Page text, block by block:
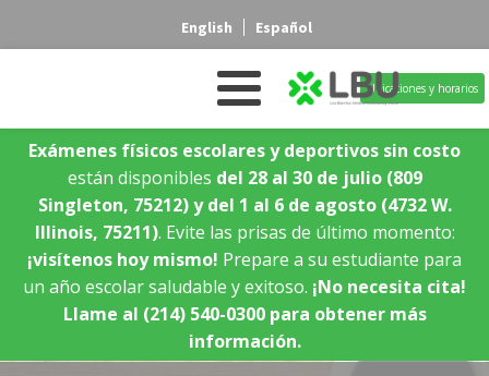
English Español
Ubicaciones y horarios
Exámenes físicos escolares y deportivos sin costo
están disponibles del 28 al 30 de julio (809
Singleton, 75212) y del 1 al 6 de agosto (4732 W.
Illinois, 75211). Evite las prisas de último momento:
¡visítenos hoy mismo! Prepare a su estudiante para
un año escolar saludable y exitoso. ¡No necesita cita!
Llame al (214) 540-0300 para obtener más
información.